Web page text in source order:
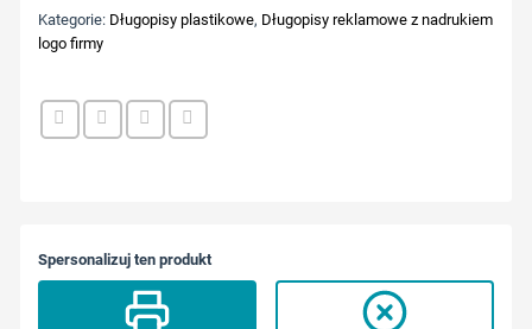
Kategorie: Długopisy plastikowe, Długopisy reklamowe z nadrukiem
logo firmy
Spersonalizuj ten produkt